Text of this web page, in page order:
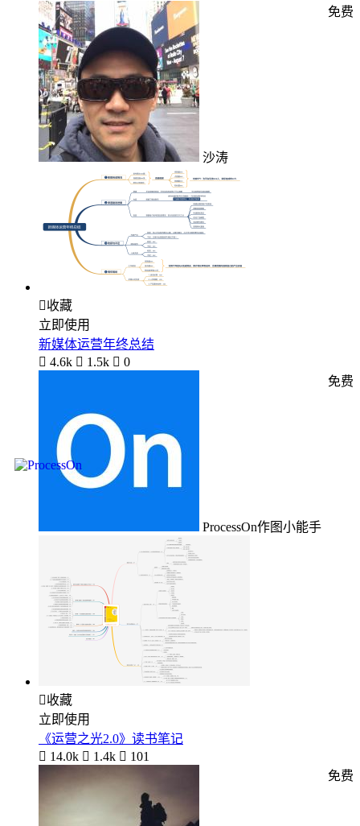
沙涛
免费
收藏
立即使用
新媒体运营年终总结
 4.6k  1.5k  0
ProcessOn作图小能手
免费
收藏
立即使用
《运营之光2.0》读书笔记
 14.0k  1.4k  101
免费